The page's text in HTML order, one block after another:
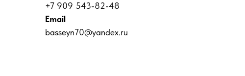
+7 909 543-82-48
Email
basseyn70@yandex.ru